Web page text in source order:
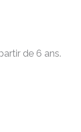
de 6 ans.